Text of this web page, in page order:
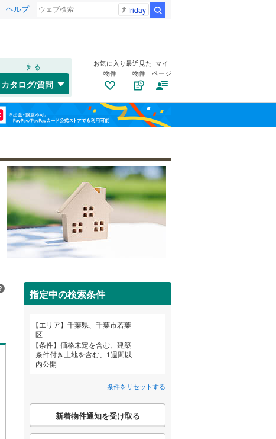
ヘルプ friday
知る
カタログ/質問
お気に入り
物件
最近見た
物件
マイ
ページ
指定中の検索条件
エリア
千葉県、千葉市若葉
区
条件
価格未定を含む、建築
条件付き土地を含む、1週間以
内公開
条件をリセットする
こ
検
新着物件通知を受け取る
福島
和歌山
鹿児島 沖縄
条件をリセットする
稲毛区(5)
美浜区(0)
船橋市(20)
松戸市(8)
成田市 (0)
旭市(0)
勝浦市(0)
鎌ケ谷市(0)
八街市( 0 )
富里市(0)
大網白里市(0)
香取郡神崎町(0)
条件をリセットする
条件をリセットする
外房線(0)
成田線(0)
東金線(0)
小湊鐵道 (0)
つくばエクスプレス(0)
京成千葉線(0
東武野田線(0)
条件をリセットする
条件をリセットする
南道路（2）
古家あり（0）
小学校まで1km以内
条件をリセットする